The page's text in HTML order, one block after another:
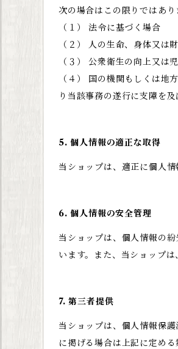
次の場合はこの限りではあり
（１） 法令に基づく場合
（２） 人の生命、身体又は
（３） 公衆衛生の向上又は
（４） 国の機関もしくは
り当該事務の遂行に支障を
5. 個人情報の適正な取得
当ショップは、適正に個人
6. 個人情報の安全管理
当ショップは、個人情報の
います。また、当ショップ
7. 第三者提供
当ショップは、個人情報保
に掲げる場合は上記に定め